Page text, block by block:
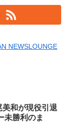
NEWSLOUNGE
美和が現役引退
未勝利のま